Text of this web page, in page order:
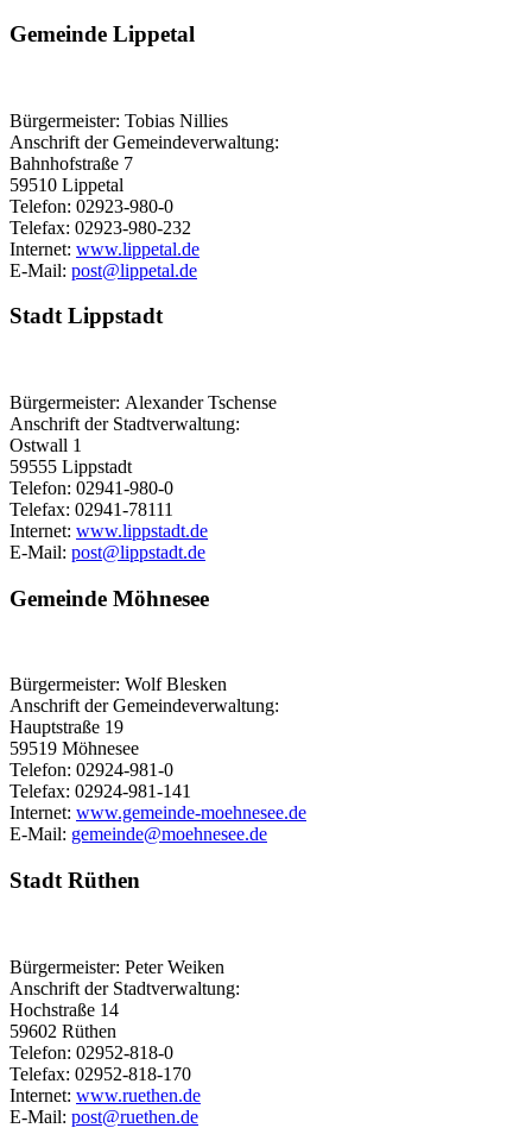
Gemeinde Lippetal
Bürgermeister: Tobias Nillies
Anschrift der Gemeindeverwaltung:
Bahnhofstraße 7
59510 Lippetal
Telefon: 02923-980-0
Telefax: 02923-980-232
Internet: www.lippetal.de
E-Mail: post@​lippetal.de
Stadt Lippstadt
Bürgermeister: Alexander Tschense
Anschrift der Stadtverwaltung:
Ostwall 1
59555 Lippstadt
Telefon: 02941-980-0
Telefax: 02941-78111
Internet: www.lippstadt.de
E-Mail: post@​lippstadt.de
Gemeinde Möhnesee
Bürgermeister: Wolf Blesken
Anschrift der Gemeindeverwaltung:
Hauptstraße 19
59519 Möhnesee
Telefon: 02924-981-0
Telefax: 02924-981-141
Internet: www.gemeinde-moehnesee.de
E-Mail: gemeinde@​moehnesee.de
Stadt Rüthen
Bürgermeister: Peter Weiken
Anschrift der Stadtverwaltung:
Hochstraße 14
59602 Rüthen
Telefon: 02952-818-0
Telefax: 02952-818-170
Internet: www.ruethen.de
E-Mail: post@​ruethen.de